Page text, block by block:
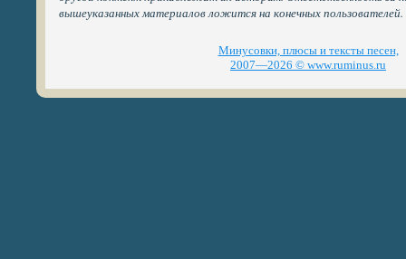
вышеуказанных материалов ложится на конечных пользователей.
Минусовки, плюсы и тексты песен,
2007—2026 © www.ruminus.ru